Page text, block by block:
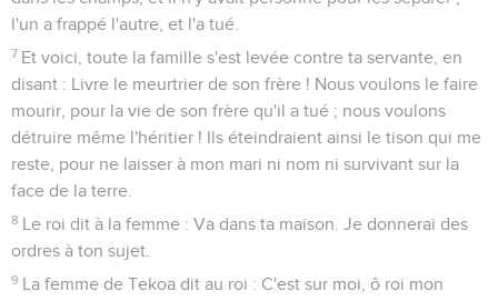
l'un a frappé l'autre, et l'a tué.
7 Et voici, toute la famille s'est levée contre ta servante, en
disant : Livre le meurtrier de son frère ! Nous voulons le faire
mourir, pour la vie de son frère qu'il a tué ; nous voulons
détruire même l'héritier ! Ils éteindraient ainsi le tison qui me
reste, pour ne laisser à mon mari ni nom ni survivant sur la
face de la terre.
8 Le roi dit à la femme : Va dans ta maison. Je donnerai des
ordres à ton sujet.
9 La femme de Tekoa dit au roi : C'est sur moi, ô roi mon